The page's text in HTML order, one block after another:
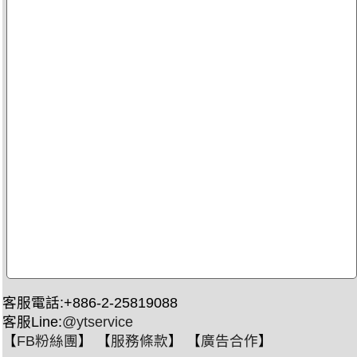
客服電話:+886-2-25819088
客服Line:@ytservice
【FB粉絲團 】 【服務條款】 【廣告合作】